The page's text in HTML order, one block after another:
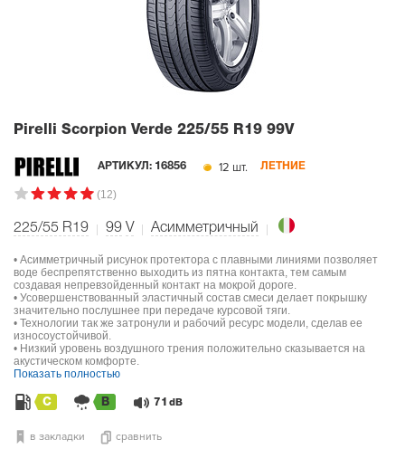
Pirelli Scorpion Verde 225/55 R19 99V
АРТИКУЛ: 16856 12 шт. ЛЕТНИЕ
(12)
225/55 R19 99 V Асимметричный
• Асимметричный рисунок протектора с плавными линиями позволяет
воде беспрепятственно выходить из пятна контакта, тем самым
создавая непревзойденный контакт на мокрой дороге.
• Усовершенствованный эластичный состав смеси делает покрышку
значительно послушнее при передаче курсовой тяги.
• Технологии так же затронули и рабочий ресурс модели, сделав ее
износоустойчивой.
• Низкий уровень воздушного трения положительно сказывается на
акустическом комфорте.
Показать полностью
C B 71 dB
в закладки сравнить